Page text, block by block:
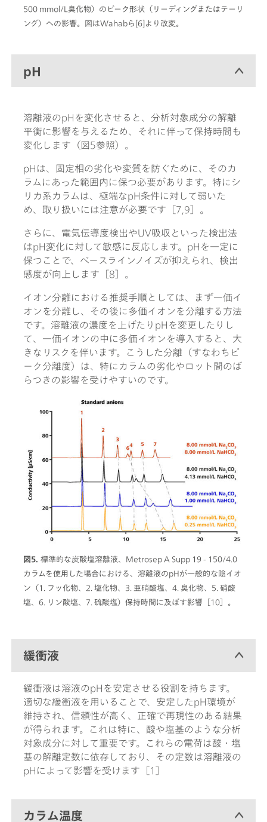
500 mmol/L臭化物）のピーク形状（リーディングまたはテーリ
ング）への影響。図はWahabら[6]より改変。
pH
図5. 標準的な炭酸塩溶離液、Metrosep A Supp 19 - 150/4.0
カラムを使用した場合における、溶離液のpHが一般的な陰イオ
ン（1. フッ化物、2. 塩化物、3. 亜硝酸塩、4. 臭化物、5. 硝酸
塩、6. リン酸塩、7. 硫酸塩）保持時間に及ぼす影響［10］。
溶離液のpHを変化させると、分析対象成分の解離
平衡に影響を与えるため、それに伴って保持時間も
変化します（図5参照）。
pHは、固定相の劣化や変質を防ぐために、そのカ
ラムにあった範囲内に保つ必要があります。特にシ
リカ系カラムは、極端なpH条件に対して弱いた
め、取り扱いには注意が必要です［7,9］。
さらに、電気伝導度検出やUV吸収といった検出法
はpH変化に対して敏感に反応します。pHを一定に
保つことで、ベースラインノイズが抑えられ、検出
感度が向上します［8］。
イオン分離における推奨手順としては、まず一価イ
オンを分離し、その後に多価イオンを分離する方法
です。溶離液の濃度を上げたりpHを変更したりし
て、一価イオンの中に多価イオンを導入すると、大
きなリスクを伴います。こうした分離（すなわちピ
ーク分離度）は、特にカラムの劣化やロット間のば
らつきの影響を受けやすいのです。
緩衝液
緩衝液は溶液のpHを安定させる役割を持ちます。
適切な緩衝液を用いることで、安定したpH環境が
維持され、信頼性が高く、正確で再現性のある結果
が得られます。これは特に、酸や塩基のような分析
対象成分に対して重要です。これらの電荷は酸・塩
基の解離定数に依存しており、その定数は溶離液の
pHによって影響を受けます［1］
カラム温度